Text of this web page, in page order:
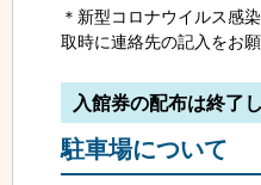
＊新型コロナウイルス感
取時に連絡先の記入をお願
入館券の配布は終了
駐車場について